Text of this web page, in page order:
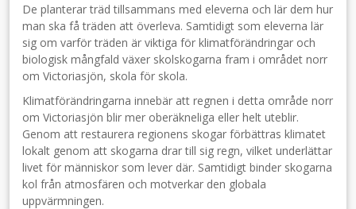
De planterar träd tillsammans med eleverna och lär dem hur
man ska få träden att överleva. Samtidigt som eleverna lär
sig om varför träden är viktiga för klimatförändringar och
biologisk mångfald växer skolskogarna fram i området norr
om Victoriasjön, skola för skola.
Klimatförändringarna innebär att regnen i detta område norr
om Victoriasjön blir mer oberäkneliga eller helt uteblir.
Genom att restaurera regionens skogar förbättras klimatet
lokalt genom att skogarna drar till sig regn, vilket underlättar
livet för människor som lever där. Samtidigt binder skogarna
kol från atmosfären och motverkar den globala
uppvärmningen.